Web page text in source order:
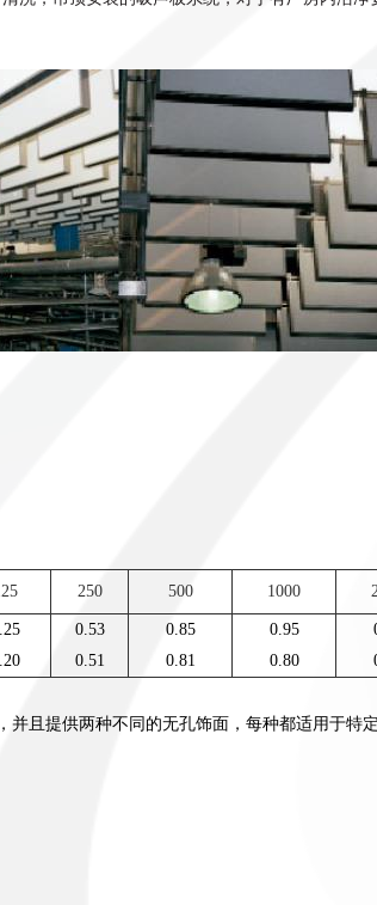
250 500 1000
0.53
0.51
0.85
0.81
0.95
0.80
并且提供两种不同的无孔饰面，每种都适用于特